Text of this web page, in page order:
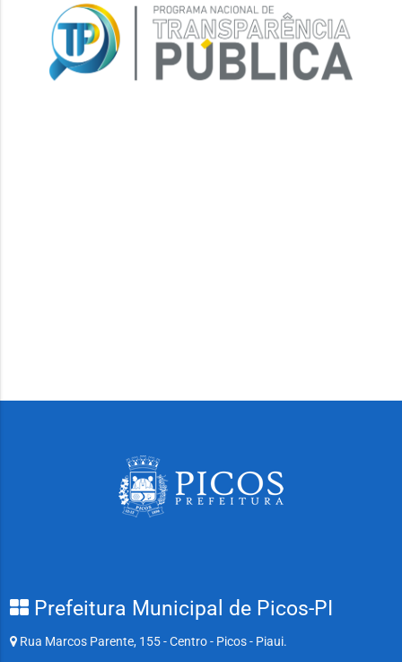
Prefeitura Municipal de Picos-PI
Rua Marcos Parente, 155 - Centro - Picos - Piaui.